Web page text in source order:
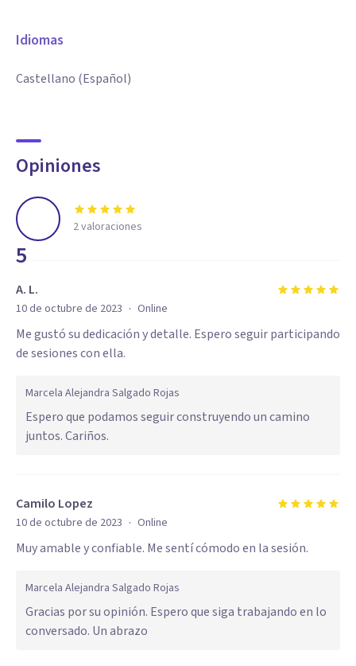
Idiomas
Castellano (Español)
Opiniones
5
2valoraciones
A. L.
10 de octubre de 2023 · Online
Me gustó su dedicación y detalle. Espero seguir participando
de sesiones con ella.
Marcela Alejandra Salgado Rojas
Espero que podamos seguir construyendo un camino
juntos. Cariños.
Camilo Lopez
10 de octubre de 2023 · Online
Muy amable y confiable. Me sentí cómodo en la sesión.
Marcela Alejandra Salgado Rojas
Gracias por su opinión. Espero que siga trabajando en lo
conversado. Un abrazo